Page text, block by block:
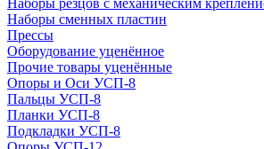
Наборы резцов с механическим
Наборы сменных пластин
Прессы
Оборудование уценённое
Прочие товары уценённые
Опоры и Оси УСП-8
Пальцы УСП-8
Планки УСП-8
Подкладки УСП-8